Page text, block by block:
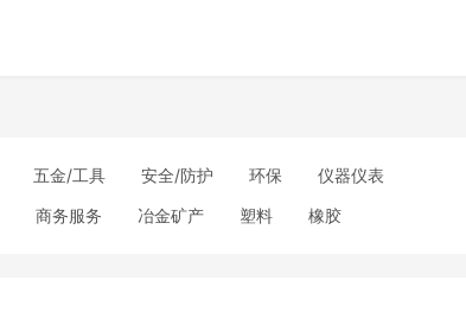
五金/工具 安全/防护 环保
仪器仪表
商务服务 冶金矿产 塑料
橡胶